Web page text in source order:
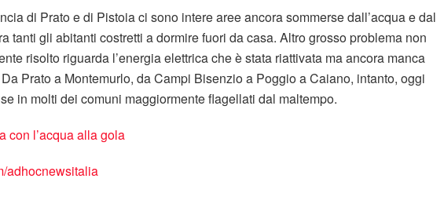
di Prato e di Pistoia ci sono intere aree ancora sommerse dall’acqua e dal
tanti gli abitanti costretti a dormire fuori da casa. Altro grosso problema non
risolto riguarda l’energia elettrica che è stata riattivata ma ancora manca
Prato a Montemurlo, da Campi Bisenzio a Poggio a Caiano, intanto, oggi
in molti dei comuni maggiormente flagellati dal maltempo.
con l’acqua alla gola
adhocnewsitalia